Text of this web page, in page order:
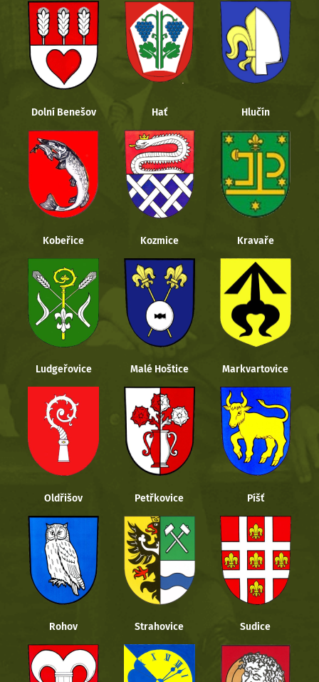
Dolní Benešov Hať Hlučín
Kobeřice Kozmice Kravaře
Ludgeřovice Malé Hoštice Markvartovice
Oldřišov Petřkovice Píšť
Rohov Strahovice Sudice